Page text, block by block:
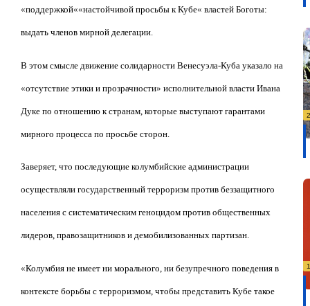
«поддержкой««настойчивой просьбы к Кубе« властей Боготы:
выдать членов мирной делегации.
В этом смысле движение солидарности Венесуэла-Куба указало на
«отсутствие этики и прозрачности» исполнительной власти Ивана
Дуке по отношению к странам, которые выступают гарантами
мирного процесса по просьбе сторон.
Заверяет, что последующие колумбийские администрации
осуществляли государственный терроризм против беззащитного
населения с систематическим геноцидом против общественных
лидеров, правозащитников и демобилизованных партизан.
«Колумбия не имеет ни морального, ни безупречного поведения в
контексте борьбы с терроризмом, чтобы представить Кубе такое